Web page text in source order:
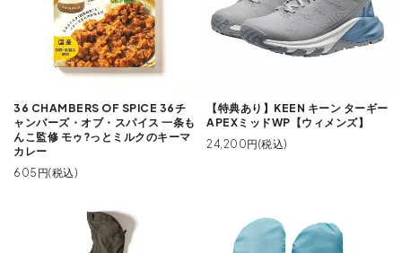
36 CHAMBERS OF SPICE 36チ
ャンバーズ・オブ・スパイス 一条も
んこ監修 モゥ?っとミルクのキーマ
カレー
605円(税込)
【特典あり】KEEN キーン ターギー
APEXミッドWP【ウィメンズ】
24,200円(税込)